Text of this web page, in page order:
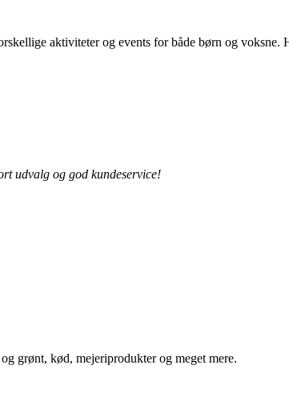
aktiviteter og events for både børn og voksne.
udvalg og god kundeservice!
grønt, kød, mejeriprodukter og meget mere.